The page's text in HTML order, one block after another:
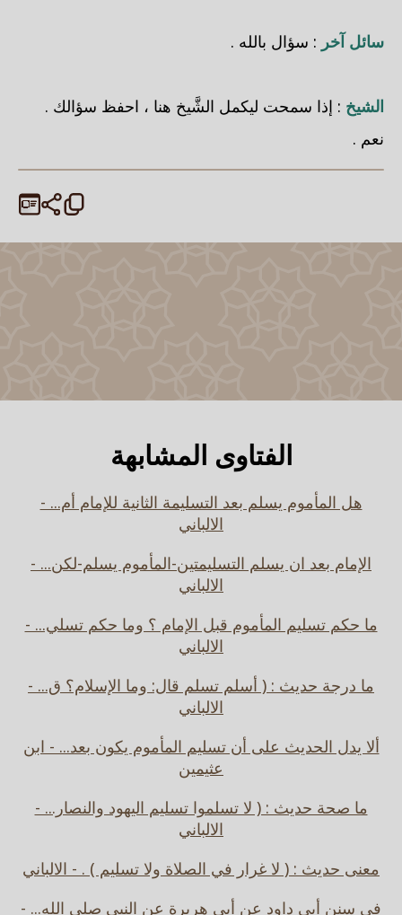
سائل آخر : سؤال بالله .
الشيخ : إذا سمحت ليكمل الشَّيخ هنا ، احفظ سؤالك .
نعم .
الفتاوى المشابهة
هل المأموم يسلم بعد التسليمة الثانية للإمام أم... -
الالباني
الإمام بعد ان يسلم التسليمتين-المأموم يسلم-لكن... -
الالباني
ما حكم تسليم المأموم قبل الإمام ؟ وما حكم تسلي... -
الالباني
ما درجة حديث : ( أسلم تسلم قال: وما الإسلام؟ ق... -
الالباني
ألا يدل الحديث على أن تسليم المأموم يكون بعد... - ابن
عثيمين
ما صحة حديث : ( لا تسلموا تسليم اليهود والنصار... -
الالباني
معنى حديث : ( لا غرار في الصلاة ولا تسليم ) . - الالباني
في سنن أبي داود عن أبي هريرة عن النبي صلى الله... -